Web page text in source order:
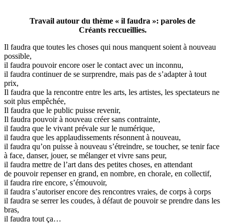
Travail autour du thème « il faudra »: paroles de
Créants reccueillies.
Il faudra que toutes les choses qui nous manquent soient à nouveau
possible,
il faudra pouvoir encore oser le contact avec un inconnu,
il faudra continuer de se surprendre, mais pas de s’adapter à tout
prix,
Il faudra que la rencontre entre les arts, les artistes, les spectateurs ne
soit plus empêchée,
Il faudra que le public puisse revenir,
Il faudra pouvoir à nouveau créer sans contrainte,
il faudra que le vivant prévale sur le numérique,
il faudra que les applaudissements résonnent à nouveau,
il faudra qu’on puisse à nouveau s’étreindre, se toucher, se tenir face
à face, danser, jouer, se mélanger et vivre sans peur,
il faudra mettre de l’art dans des petites choses, en attendant
de pouvoir repenser en grand, en nombre, en chorale, en collectif,
il faudra rire encore, s’émouvoir,
il faudra s’autoriser encore des rencontres vraies, de corps à corps
il faudra se serrer les coudes, à défaut de pouvoir se prendre dans les
bras,
il faudra tout ça…